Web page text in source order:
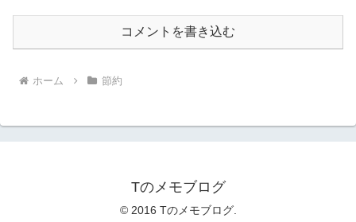
コメントを書き込む
ホーム 節約
Tのメモブログ
© 2016 Tのメモブログ.